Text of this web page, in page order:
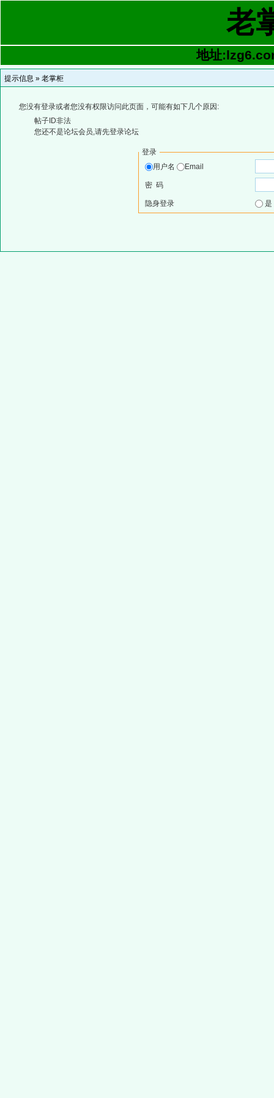
老
地址
提示信息 » 老掌柜
您没有登录或者您没有权限访问此页面，可能有如下几个原因:
帖子ID非法
您还不是论坛会员,请先登录论坛
登录
用户名
Email
密 码
隐身登录